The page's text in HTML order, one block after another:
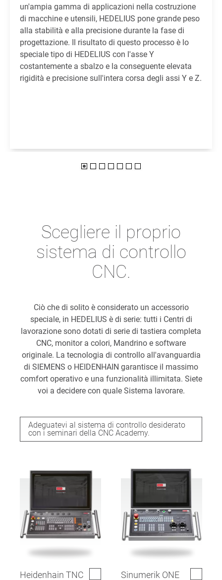
un'ampia gamma di applicazioni nella costruzione
di macchine e utensili, HEDELIUS pone grande peso
alla stabilità e alla precisione durante la fase di
progettazione. Il risultato di questo processo è lo
speciale tipo di HEDELIUS con l'asse Y
costantemente a sbalzo e la conseguente elevata
rigidità e precisione sull'intera corsa degli assi Y e Z.
Scegliere il proprio
sistema di controllo
CNC.
Ciò che di solito è considerato un accessorio
speciale, in HEDELIUS è di serie: tutti i Centri di
lavorazione sono dotati di serie di tastiera completa
CNC, monitor a colori, Mandrino e software
originale. La tecnologia di controllo all'avanguardia
di SIEMENS o HEIDENHAIN garantisce il massimo
comfort operativo e una funzionalità illimitata. Siete
voi a decidere con quale Sistema lavorare.
Adeguatevi al sistema di controllo desiderato
con i seminari della CNC Academy.
Heidenhain TNC
Sinumerik ONE